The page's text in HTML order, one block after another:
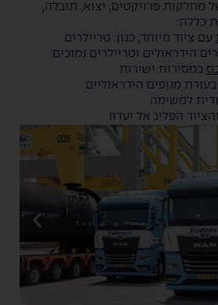
מחלקות פרויקטים, יצוא, תובלה,
כללה:
עם ציוד מיוחד, כגון: טריילרים
הידראולים וטריילרים נמוכים
במסירות ישירות
מנופים הידראוליים
למשימה
הפליג אל יעדו!